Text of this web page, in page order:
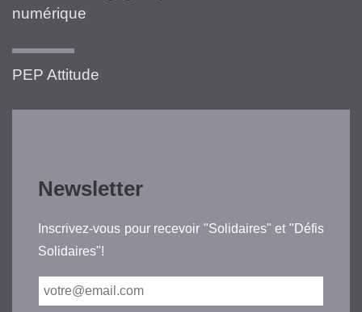
numérique
PEP Attitude
Newsletter
Inscrivez-vous pour recevoir "Solidaires" et "Défis
Solidaires"!